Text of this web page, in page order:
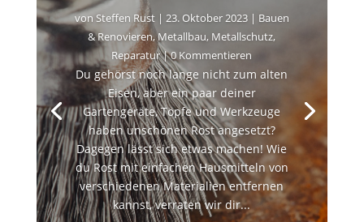
von Steffen Rust| 23. Oktober 2023| Bauen
& Renovieren,Metallbau, Metallschutz,
Reparatur| 0 Kommentieren
Du gehörst noch lange nicht zum alten
Eisen, aber ein paar deiner
Gartengeräte, Töpfe und Werkzeuge
haben unschönen Rost angesetzt?
Dagegen lässt sich etwas machen! Wie
du Rost mit einfachen Hausmitteln von
verschiedenen Materialien entfernen
kannst, verraten wir dir...